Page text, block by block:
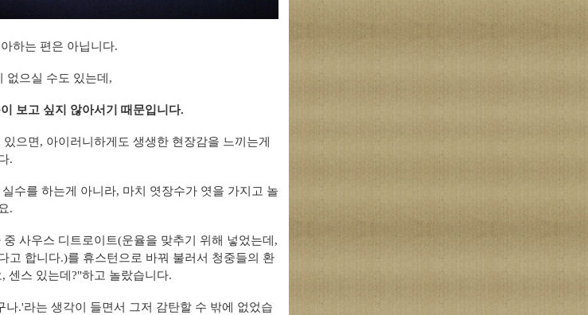
하는 편은 아닙니다.
없으실 수도 있는데,
보고 싶지 않아서기 때문입니다.
으면, 아이러니하게도 생생한 현장감을 느끼는게
.
실수를 하는게 아니라, 마치 엿장수가 엿을 가지고 놀
.
사우스 디트로이트(운율을 맞추기 위해 넣었는데,
고 합니다.)를 휴스턴으로 바꿔 불러서 청중들의 환
센스 있는데?"하고 놀랐습니다.
.'라는 생각이 들면서 그저 감탄할 수 밖에 없었습